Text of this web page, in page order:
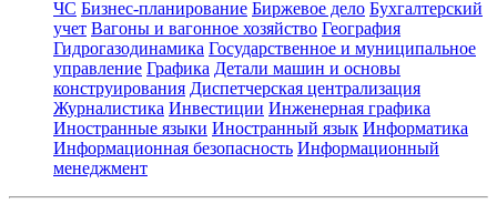
ЧС Бизнес-планирование Биржевое дело Бухгалтерский
учет Вагоны и вагонное хозяйство География
Гидрогазодинамика Государственное и муниципальное
управление Графика Детали машин и основы
конструирования Диспетчерская централизация
Журналистика Инвестиции Инженерная графика
Иностранные языки Иностранный язык Информатика
Информационная безопасность Информационный
менеджмент